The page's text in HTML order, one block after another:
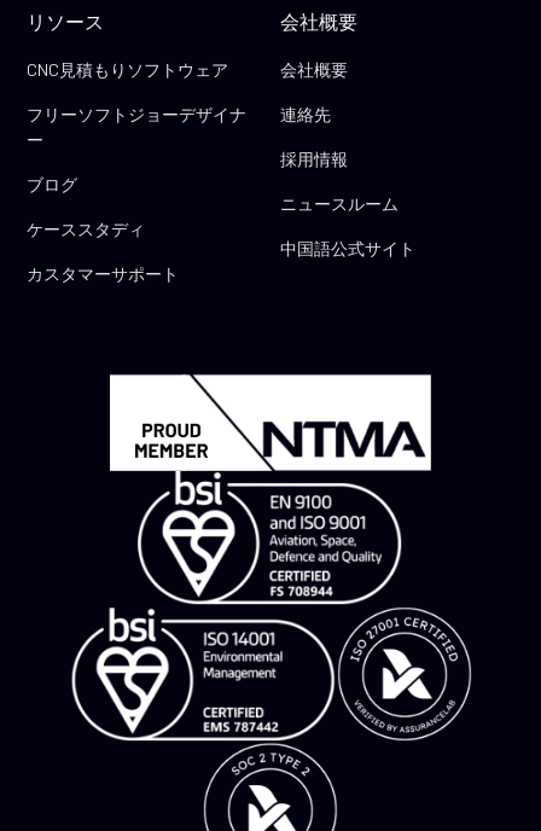
リソース
CNC見積もりソフトウェア
フリーソフトジョーデザイナ
ー
ブログ
ケーススタディ
カスタマーサポート
会社概要
会社概要
連絡先
採用情報
ニュースルーム
中国語公式サイト